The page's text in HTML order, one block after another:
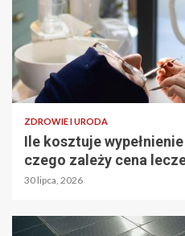
ZDROWIE I URODA
Ile kosztuje
czego zależy cena
30 lipca, 2026